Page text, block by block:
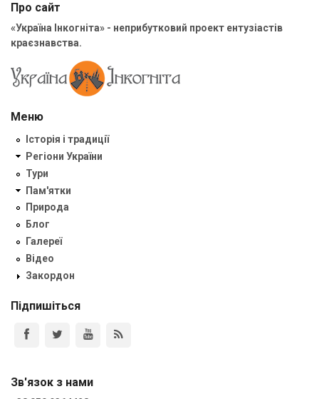
Про сайт
«Україна Інкогніта» - неприбутковий проект ентузіастів
краєзнавства.
Меню
Історія і традиції
Регіони України
Тури
Пам'ятки
Природа
Блог
Галереї
Відео
Закордон
Підпишіться
Зв'язок з нами